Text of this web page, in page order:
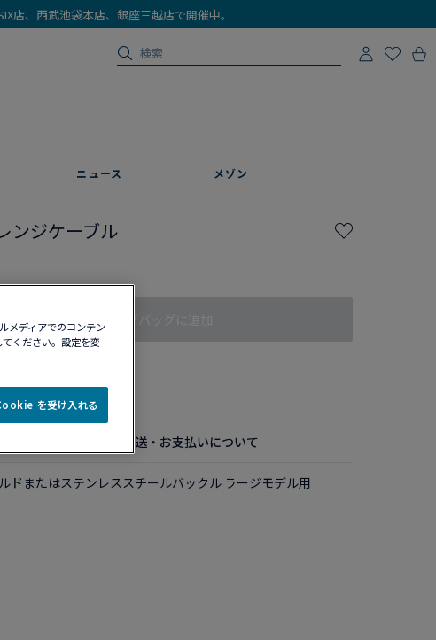
店、西武池袋本店、銀座三越店で開催中。
ニュース メゾン
ンジケーブル
ショッピングバッグに追加
配送・お支払いについて
ドまたはステンレススチールバックル ラージモデル用
メディアでのコンテン
ください。設定を変
を受け入れる